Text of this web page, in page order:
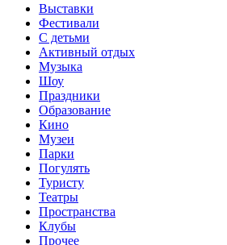
Выставки
Фестивали
С детьми
Активный отдых
Музыка
Шоу
Праздники
Образование
Кино
Музеи
Парки
Погулять
Туристу
Театры
Пространства
Клубы
Прочее